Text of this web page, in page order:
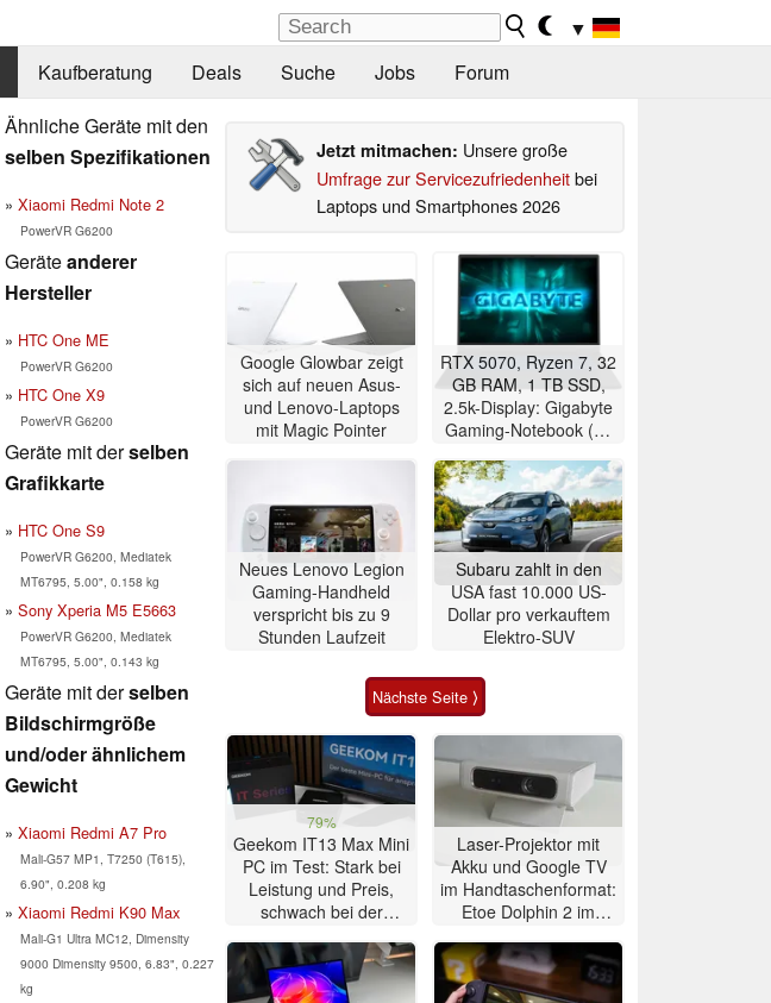
▼
Kaufberatung Deals Suche Jobs Forum
Ähnliche Geräte mit den
selben Spezifikationen
Xiaomi Redmi Note 2
PowerVR G6200
Geräteanderer
Hersteller
HTC One ME
PowerVR G6200
HTC One X9
PowerVR G6200
Geräte mit derselben
Grafikkarte
HTC One S9
PowerVR G6200, Mediatek
MT6795, 5.00", 0.158 kg
Sony Xperia M5 E5663
PowerVR G6200, Mediatek
MT6795, 5.00", 0.143 kg
Geräte mit derselben
Bildschirmgröße
und/oder ähnlichem
Gewicht
Xiaomi Redmi A7 Pro
Mali-G57 MP1, T7250 (T615),
6.90", 0.208 kg
Xiaomi Redmi K90 Max
Mali-G1 Ultra MC12, Dimensity
9000 Dimensity 9500, 6.83", 0.227
kg
Jetzt mitmachen: Unsere große
Umfrage zur Servicezufriedenheitbei
Laptops und Smartphones 2026
Google Glowbar zeigt
sich auf neuen Asus-
und Lenovo-Laptops
mit Magic Pointer
RTX 5070, Ryzen 7, 32
GB RAM, 1 TB SSD,
2.5k-Display: Gigabyte
Gaming-Notebook (18
Neues Lenovo Legion
Gaming-Handheld
verspricht bis zu 9
Stunden Laufzeit
Subaru zahlt in den
USA fast 10.000 US-
Dollar pro verkauftem
Elektro-SUV
Nächste Seite ⟩
79%
Geekom IT13 Max Mini
PC im Test: Stark bei
Leistung und Preis,
schwach bei der
Laser-Projektor mit
Akku und Google TV
im Handtaschenformat:
Etoe Dolphin 2 im